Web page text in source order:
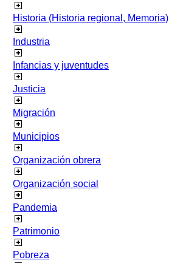
Historia (Historia regional, Memoria)
Industria
Infancias y juventudes
Justicia
Migración
Municipios
Organización obrera
Organización social
Pandemia
Patrimonio
Pobreza